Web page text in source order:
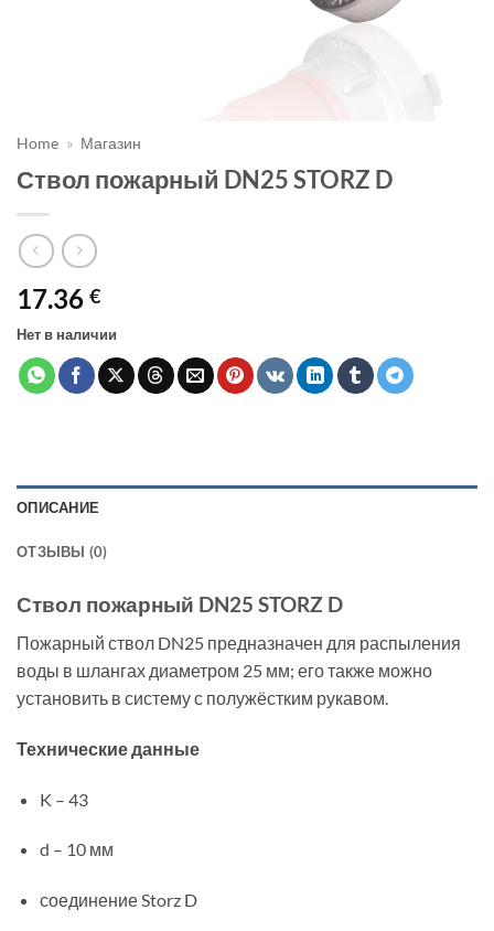
Home » Магазин
Ствол пожарный DN25 STORZ D
17.36 €
Нет в наличии
ОПИСАНИЕ
ОТЗЫВЫ (0)
Ствол пожарный DN25 STORZ D
Пожарный ствол DN25 предназначен для распыления
воды в шлангах диаметром 25 мм; его также можно
установить в систему с полужёстким рукавом.
Технические данные
K – 43
d – 10 мм
соединение Storz D